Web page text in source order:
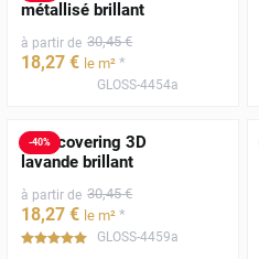
métallisé brillant
à partir de 30,45 €
18,27 € le m² *
GLOSS-4454a
-40%
Film covering 3D
lavande brillant
à partir de 30,45 €
18,27 € le m² *
*****
GLOSS-4459a